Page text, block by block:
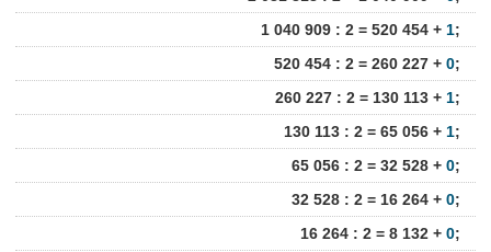
1 040 909 : 2 = 520 454 + 1;
520 454 : 2 = 260 227 + 0;
260 227 : 2 = 130 113 + 1;
130 113 : 2 = 65 056 + 1;
65 056 : 2 = 32 528 + 0;
32 528 : 2 = 16 264 + 0;
16 264 : 2 = 8 132 + 0;